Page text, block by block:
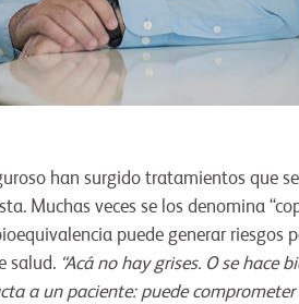
han surgido tratamientos que
Muchas veces se los denomina
puede generar riesgos
salud. “Acá no hay grises. O se hace
a un paciente: puede